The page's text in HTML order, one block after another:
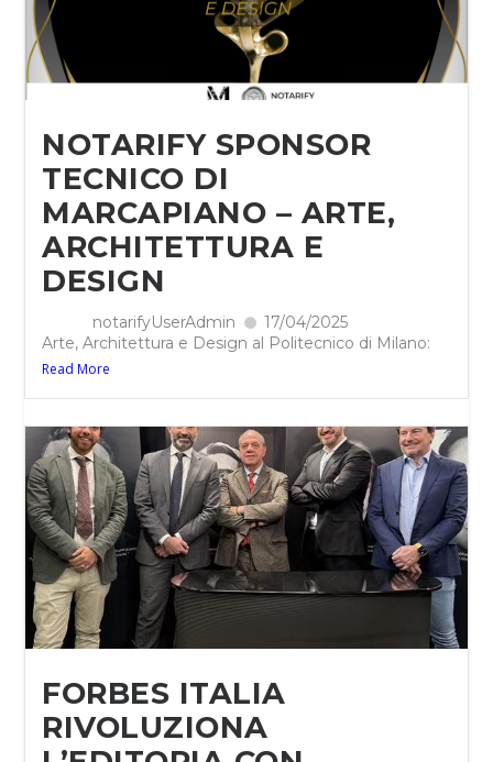
NOTARIFY SPONSOR
TECNICO DI
MARCAPIANO – ARTE,
ARCHITETTURA E
DESIGN
notarifyUserAdmin
17/04/2025
Arte, Architettura e Design al Politecnico di Milano:
Read More
FORBES ITALIA
RIVOLUZIONA